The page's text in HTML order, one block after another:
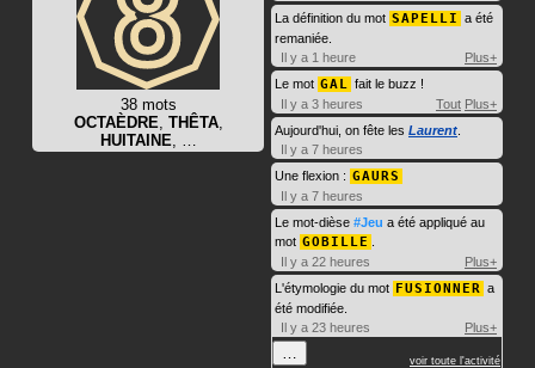
38 mots
OCTAÈDRE, THÊTA,
HUITAINE, …
La définition du mot SAPELLI a été
remaniée.
Il y a 1 heure
Plus+
Le mot GAL fait le buzz !
Il y a 3 heures
Tout Plus+
Aujourd'hui, on fête les Laurent
Il y a 7 heures
Une flexion : GAURS
Il y a 7 heures
Le mot-dièse #Jeu a été appliqué au
mot GOBILLE
Il y a 22 heures
Plus+
L'étymologie du mot FUSIONNER a
été modifiée.
Il y a 23 heures
Plus+
… voir toute l'activité